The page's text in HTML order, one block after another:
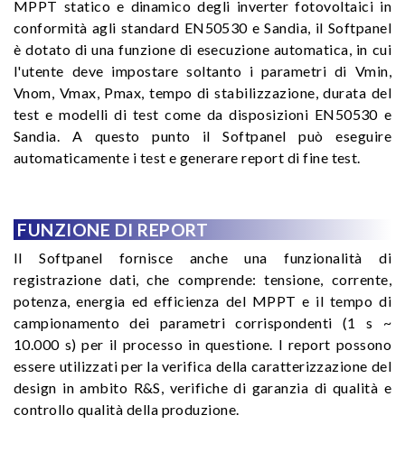
MPPT statico e dinamico degli inverter fotovoltaici in
conformità agli standard EN50530 e Sandia, il Softpanel
è dotato di una funzione di esecuzione automatica, in cui
l'utente deve impostare soltanto i parametri di Vmin,
Vnom, Vmax, Pmax, tempo di stabilizzazione, durata del
test e modelli di test come da disposizioni EN50530 e
Sandia. A questo punto il Softpanel può eseguire
automaticamente i test e generare report di fine test.
FUNZIONE DI REPORT
Il Softpanel fornisce anche una funzionalità di
registrazione dati, che comprende: tensione, corrente,
potenza, energia ed efficienza del MPPT e il tempo di
campionamento dei parametri corrispondenti (1 s ~
10.000 s) per il processo in questione. I report possono
essere utilizzati per la verifica della caratterizzazione del
design in ambito R&S, verifiche di garanzia di qualità e
controllo qualità della produzione.